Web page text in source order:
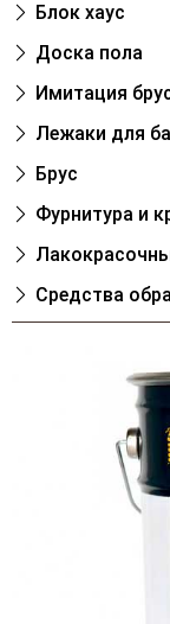
Блок хаус
Доска пола
Имитация
Лежаки для
Брус
Фурнитура и
Cредства